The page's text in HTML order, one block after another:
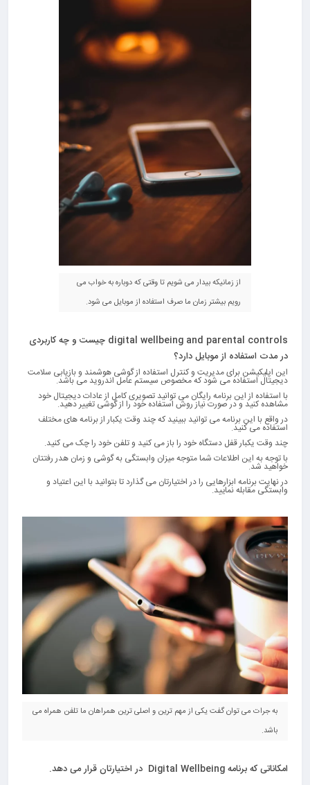
از زمانیکه بیدار می شویم تا وقتی که دوباره به خواب می
رویم بیشتر زمان ما صرف استفاده از موبایل می شود.
digital wellbeing and parental controls چیست و چه کاربردی
در مدت استفاده از موبایل دارد؟
این اپلیکیشن برای مدیریت و کنترل استفاده از گوشی هوشمند و بازیابی سلامت
دیجیتال استفاده می شود که مخصوص سیستم عامل اندروید می باشد.
با استفاده از این برنامه رایگان می توانید تصویری کامل از عادات دیجیتال خود
مشاهده کنید و در صورت نیاز روش استفاده خود را از گوشی تغییر دهید.
در واقع با این برنامه می توانید ببینید که چند وقت یکبار از برنامه های مختلف
استفاده می کنید.
چند وقت یکبار قفل دستگاه خود را باز می کنید و تلفن خود را چک می کنید.
با توجه به این اطلاعات شما متوجه میزان وابستگی به گوشی و زمان هدر رفتتان
خواهید شد.
در نهایت برنامه ابزارهایی را در اختیارتان می گذارد تا بتوانید با این اعتیاد و
وابستگی مقابله نمایید.
به جرات می توان گفت یکی از مهم ترین و اصلی ترین همراهان ما تلفن همراه می
باشد.
امکاناتی که برنامهDigital Wellbeing در اختیارتان قرار می دهد.